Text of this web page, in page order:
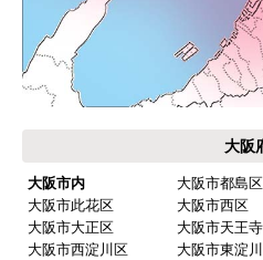
大阪
大阪市内 大阪市都島区
大阪市此花区
大阪市西区
大阪市大正区
大阪市天王
大阪市西淀川区
大阪市東淀